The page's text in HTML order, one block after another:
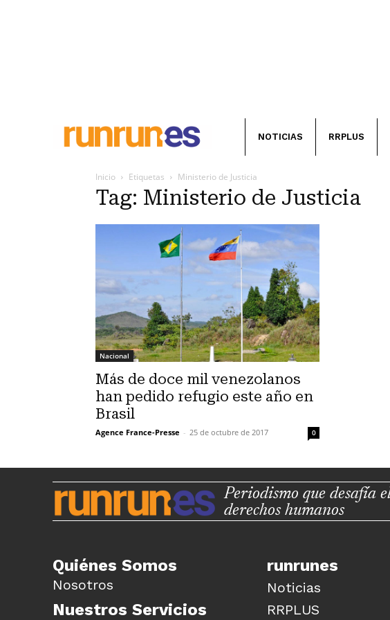
NOTICIAS RRPLUS
Inicio Etiquetas Ministerio de Justicia
Tag: Ministerio de Justicia
Nacional
Más de doce mil venezolanos
han pedido refugio este año en
Brasil
Agence France-Presse - 25 de octubre de 2017 0
Periodismo que desafía
derechos humanos
Quiénes Somos
Nosotros
Nuestros Servicios
runrunes
Noticias
RRPLUS